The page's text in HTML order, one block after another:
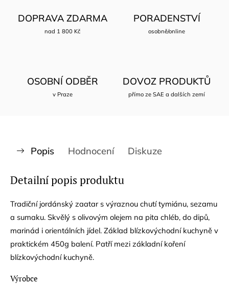
DOPRAVA ZDARMA
nad 1 800 Kč
PORADENSTVÍ
osobně/online
OSOBNÍ ODBĚR
v Praze
DOVOZ PRODUKTŮ
přímo ze SAE a dalších zemí
Popis Hodnocení Diskuze
Detailní popis produktu
Tradiční jordánský zaatar s výraznou chutí tymiánu, sezamu
a sumaku. Skvělý s olivovým olejem na pita chléb, do dipů,
marinád i orientálních jídel. Základ blízkovýchodní kuchyně v
praktickém 450g balení. Patří mezi základní koření
blízkovýchodní kuchyně.
Výrobce